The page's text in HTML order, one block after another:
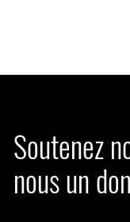
Soutenez
nous un